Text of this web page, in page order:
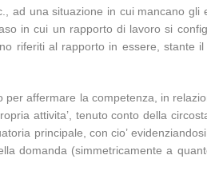
una situazione in cui mancano gli
in cui un rapporto di lavoro si
riferiti al rapporto in essere, stante
affermare la competenza, in
attivita’, tenuto conto della
principale, con cio’
domanda (simmetricamente a